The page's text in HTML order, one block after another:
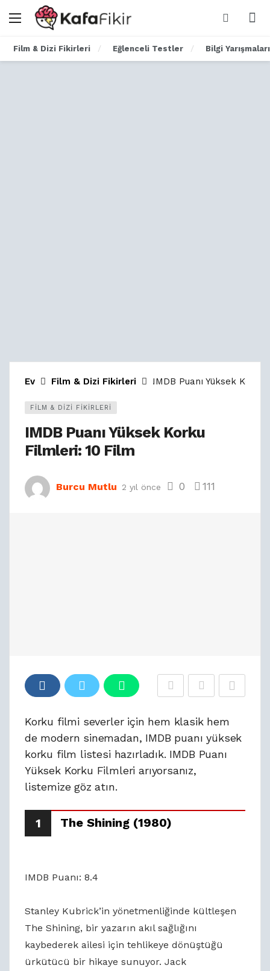
Film & Dizi Fikirleri Eğlenceli Testler Bilgi Yarışmaları
Ev Film & Dizi Fikirleri IMDB Puanı Yüksek
FILM & DIZI FIKIRLERI
IMDB Puanı Yüksek Korku
Filmleri: 10 Film
Burcu Mutlu 2 yıl önce 0 111
Korku filmi severler için hem klasik hem
de modern sinemadan, IMDB puanı yüksek
korku film listesi hazırladık. IMDB Puanı
Yüksek Korku Filmleri arıyorsanız,
listemize göz atın.
1 The Shining (1980)
IMDB Puanı: 8.4
Stanley Kubrick’in yönetmenliğinde kültleşen
The Shining, bir yazarın akıl sağlığını
kaybederek ailesi için tehlikeye dönüştüğü
ürkütücü bir hikaye sunuyor. Jack